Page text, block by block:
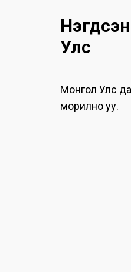
Улс
Монгол Улс
морилно уу.